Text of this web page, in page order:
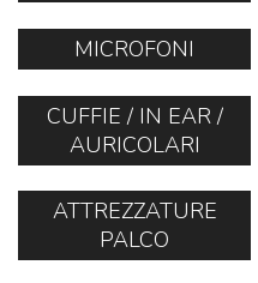
MICROFONI
CUFFIE / IN EAR /
AURICOLARI
ATTREZZATURE
PALCO